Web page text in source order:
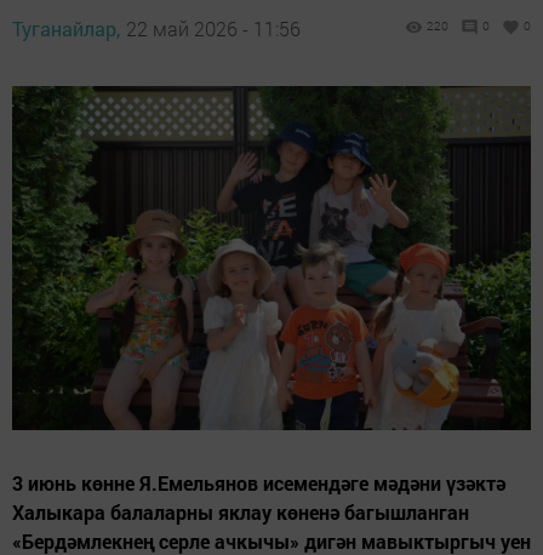
Туганайлар, 22 май 2026 - 11:56 220 0 0
3 июнь көнне Я.Емельянов исемендәге мәдәни үзәктә
Халыкара балаларны яклау көненә багышланган
«Бердәмлекнең серле ачкычы» дигән мавыктыргыч уен